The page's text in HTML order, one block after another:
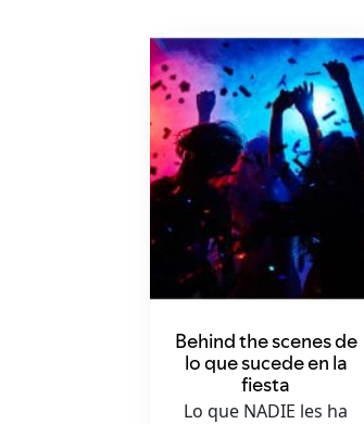
Behind the scenes de
lo que sucede en la
fiesta
Lo que NADIE les ha